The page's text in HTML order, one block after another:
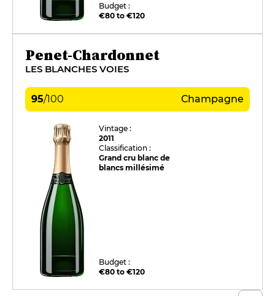
Budget :
€80 to €120
Penet-Chardonnet
LES BLANCHES VOIES
95/100 Champagne
Vintage :
2011
Classification :
Grand cru blanc de
blancs millésimé
Budget :
€80 to €120